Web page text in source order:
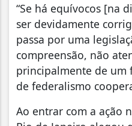
“Se há equívocos [na
ser devidamente
passa por uma
compreensão, não
principalmente de
de federalismo
Ao entrar com a ação